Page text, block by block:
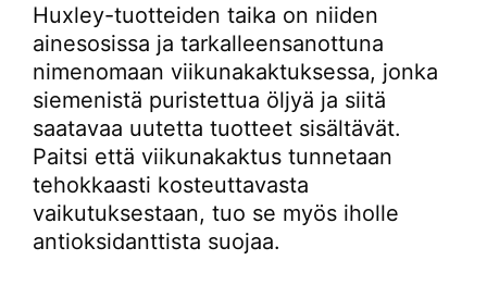
Huxley-tuotteiden taika on niiden
ainesosissa ja tarkalleensanottuna
nimenomaan viikunakaktuksessa, jonka
siemenistä puristettua öljyä ja siitä
saatavaa uutetta tuotteet sisältävät.
Paitsi että viikunakaktus tunnetaan
tehokkaasti kosteuttavasta
vaikutuksestaan, tuo se myös iholle
antioksidanttista suojaa.